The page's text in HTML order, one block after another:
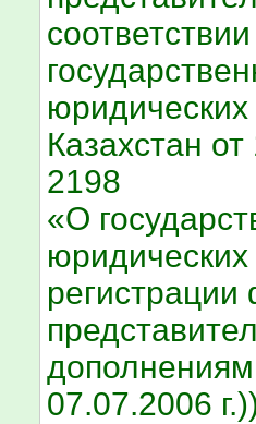
Казахстан
2198
«О
07.07.2006